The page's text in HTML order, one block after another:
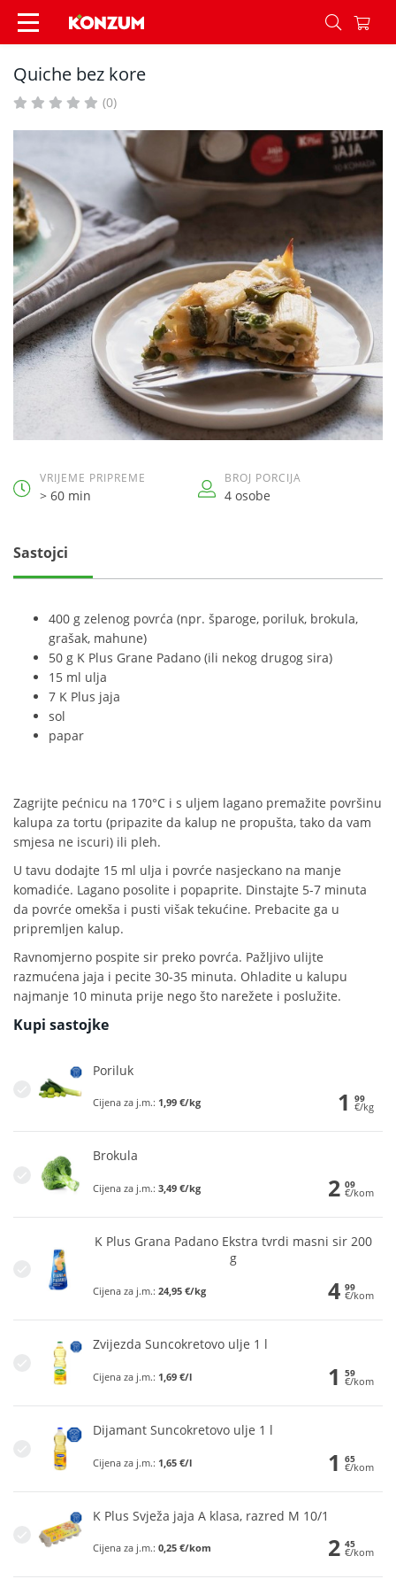
Quiche bez kore - Recepti - Konzum
Quiche bez kore
(0)
VRIJEME PRIPREME
> 60 min
BROJ PORCIJA
4 osobe
Sastojci
400 g zelenog povrća (npr. šparoge, poriluk, brokula,
grašak, mahune)
50 g K Plus Grane Padano (ili nekog drugog sira)
15 ml ulja
7 K Plus jaja
sol
papar
Zagrijte pećnicu na 170°C i s uljem lagano premažite površinu
kalupa za tortu (pripazite da kalup ne propušta, tako da vam
smjesa ne iscuri) ili pleh.
U tavu dodajte 15 ml ulja i povrće nasjeckano na manje
komadiće. Lagano posolite i popaprite. Dinstajte 5-7 minuta
da povrće omekša i pusti višak tekućine. Prebacite ga u
pripremljen kalup.
Ravnomjerno pospite sir preko povrća. Pažljivo ulijte
razmućena jaja i pecite 30-35 minuta. Ohladite u kalupu
najmanje 10 minuta prije nego što narežete i poslužite.
Kupi sastojke
Poriluk
Cijena za j.m.: 1,99 €/kg 1 99
€/kg
Brokula
Cijena za j.m.: 3,49 €/kg 2 09
€/kom
K Plus Grana Padano Ekstra tvrdi masni sir 200
g
Cijena za j.m.: 24,95 €/kg 4 99
€/kom
Zvijezda Suncokretovo ulje 1 l
Cijena za j.m.: 1,69 €/l 1 59
€/kom
Dijamant Suncokretovo ulje 1 l
Cijena za j.m.: 1,65 €/l 1 65
€/kom
K Plus Svježa jaja A klasa, razred M 10/1
Cijena za j.m.: 0,25 €/kom 2 45
€/kom